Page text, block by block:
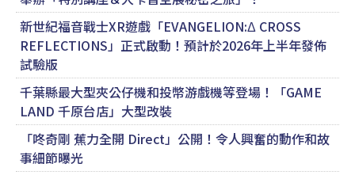
新世紀福音戰士XR遊戲「EVANGELION:Δ CROSS
REFLECTIONS」正式啟動！預計於2026年上半年發佈
試驗版
千葉縣最大型夾公仔機和投幣游戲機等登場！「GAME
LAND 千原台店」大型改裝
「咚奇剛 蕉力全開 Direct」公開！令人興奮的動作和故
事細節曝光